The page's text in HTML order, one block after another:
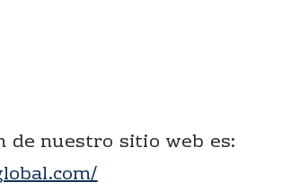
de nuestro sitio web es: